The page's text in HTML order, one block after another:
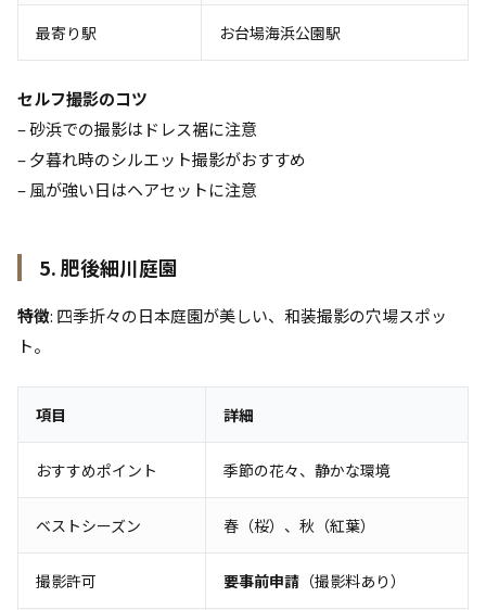
最寄り駅 お台場海浜公園駅
セルフ撮影のコツ
– 砂浜での撮影はドレス裾に注意
– 夕暮れ時のシルエット撮影がおすすめ
– 風が強い日はヘアセットに注意
5. 肥後細川庭園
特徴: 四季折々の日本庭園が美しい、和装撮影の穴場スポッ
ト。
項目 詳細
おすすめポイント 季節の花々、静かな環境
ベストシーズン 春（桜）、秋（紅葉）
撮影許可 要事前申請 （撮影料あり）